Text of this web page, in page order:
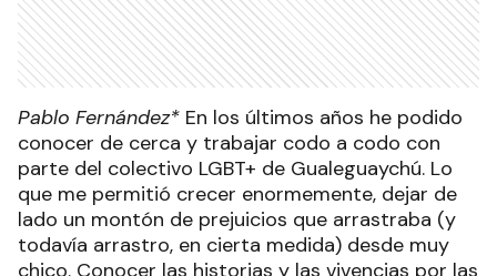
Pablo Fernández* En los últimos años he podido
conocer de cerca y trabajar codo a codo con
parte del colectivo LGBT+ de Gualeguaychú. Lo
que me permitió crecer enormemente, dejar de
lado un montón de prejuicios que arrastraba (y
todavía arrastro, en cierta medida) desde muy